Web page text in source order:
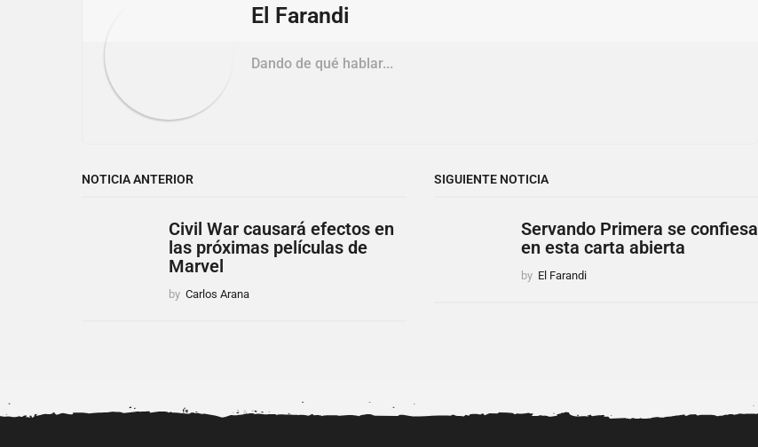
El Farandi
Dando de qué hablar...
NOTICIA ANTERIOR
Civil War causará efectos en
las próximas películas de
Marvel
by Carlos Arana
SIGUIENTE NOTICIA
Servando Primera se confiesa
en esta carta abierta
by El Farandi